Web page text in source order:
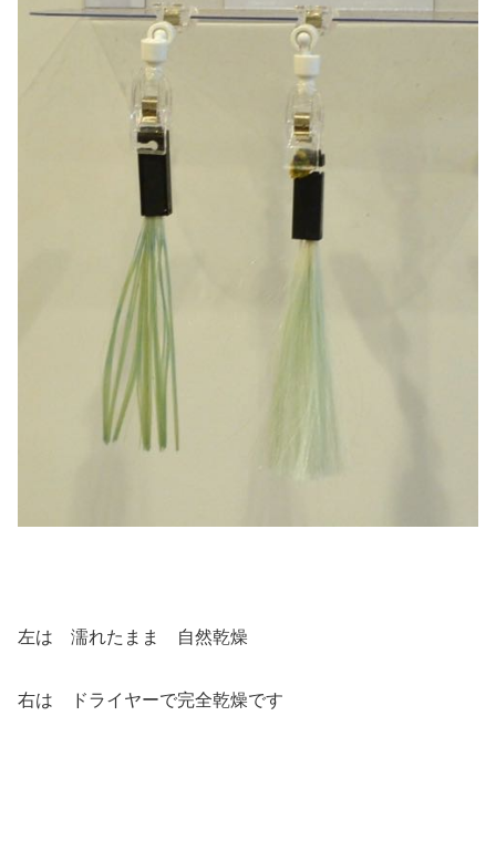
左は 濡れたまま 自然乾燥
右は ドライヤーで完全乾燥です